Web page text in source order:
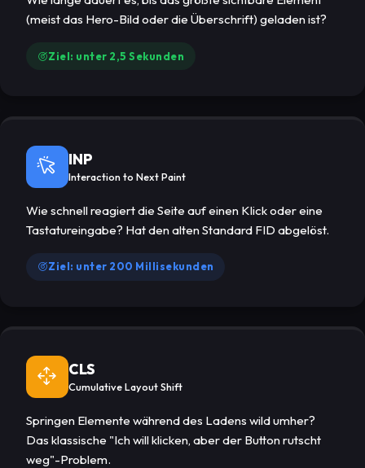
(meist das Hero-Bild oder die Überschrift) geladen ist?
Ziel: unter 2,5 Sekunden
INP
Interaction to Next Paint
Wie schnell reagiert die Seite auf einen Klick oder eine
Tastatureingabe? Hat den alten Standard FID abgelöst.
Ziel: unter 200 Millisekunden
CLS
Cumulative Layout Shift
Springen Elemente während des Ladens wild umher?
Das klassische "Ich will klicken, aber der Button rutscht
weg"-Problem.